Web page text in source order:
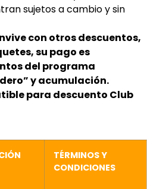
sujetos a cambio y sin
con otros descuentos,
su pago es
del programa
y acumulación.
para descuento Club
TÉRMINOS Y
CONDICIONES